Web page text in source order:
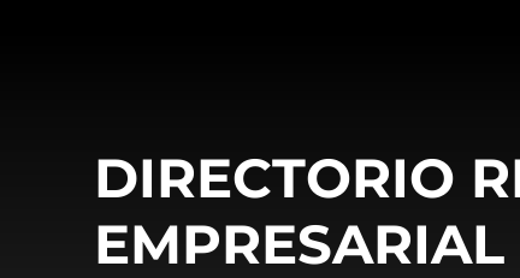
DIRECTORIO
EMPRESARIAL